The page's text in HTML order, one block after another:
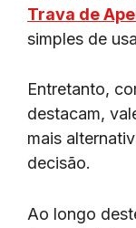
Trava de
simples de
Entretanto,
destacam,
mais
decisão.
Ao longo